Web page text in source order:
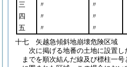
三
〃 〃
四
〃 〃
五
〃 〃
十七 矢越急傾斜地崩壊危険区域
次に掲げる地番の土地に設置
までを順次結んだ線及び標柱一